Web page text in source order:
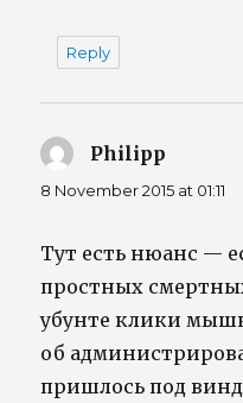
Reply
Philipp
8 November 2015 at 01:11
Тут есть нюанс —
простных
убунте клики
об
пришлось под